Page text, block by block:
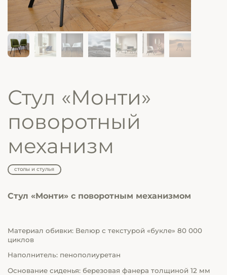
Стул «Монти»
поворотный
механизм
столы и стулья
Стул «Монти» с поворотным механизмом
Материал обивки: Велюр с текстурой «букле» 80 000
циклов
Наполнитель: пенополиуретан
Основание сиденья: березовая фанера толщиной 12 мм